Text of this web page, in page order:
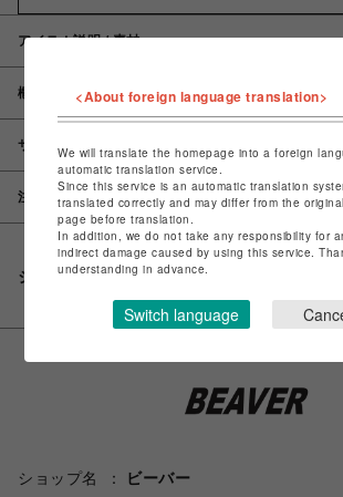
アイテム説明 / 素材
概要
サイズ
注意事項
シェアする
ショップ名
ビーバー
<About foreign language translation>
We will translate the homepage into a foreign
automatic translation service.
Since this service is an automatic translation
translated correctly and may differ from the
page before translation.
In addition, we do not take any responsibility for
indirect damage caused by using this service.
understanding in advance.
Switch language